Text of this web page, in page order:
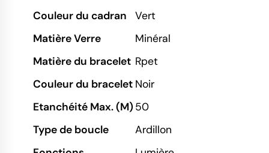
Couleur du cadran
Vert
Matière Verre
Minéral
Matière du bracelet Rpet
Couleur du bracelet Noir
Etanchéité Max. (M)50
Type de boucle
Ardillon